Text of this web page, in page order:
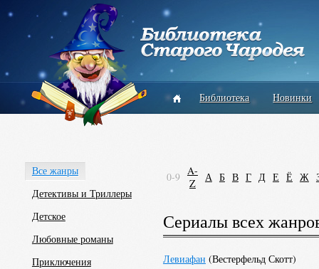
Библиотека Новинки
Все жанры
Детективы и Триллеры
Детское
Любовные романы
Приключения
0-9 A-
Z
А Б В Г Д Е Ё Ж
Сериалы всех
Левиафан (Вестерфельд Скотт)